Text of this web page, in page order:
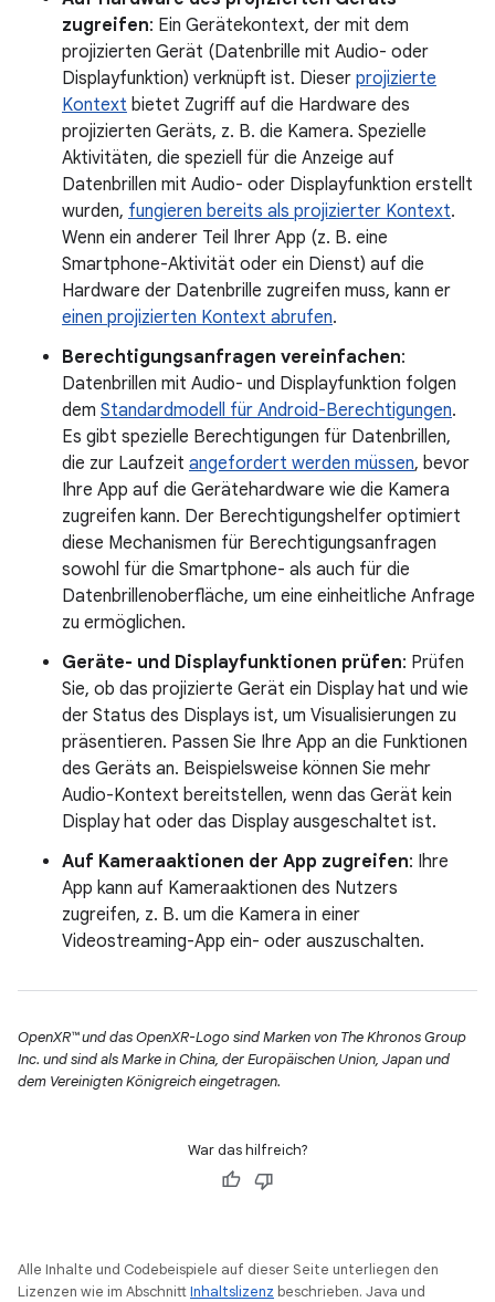
zugreifen: Ein Gerätekontext, der mit dem
projizierten Gerät (Datenbrille mit Audio- oder
Displayfunktion) verknüpft ist. Dieser projizierte
Kontext bietet Zugriff auf die Hardware des
projizierten Geräts, z. B. die Kamera. Spezielle
Aktivitäten, die speziell für die Anzeige auf
Datenbrillen mit Audio- oder Displayfunktion erstellt
wurden, fungieren bereits als projizierter Kontext.
Wenn ein anderer Teil Ihrer App (z. B. eine
Smartphone-Aktivität oder ein Dienst) auf die
Hardware der Datenbrille zugreifen muss, kann er
einen projizierten Kontext abrufen.
Berechtigungsanfragen vereinfachen:
Datenbrillen mit Audio- und Displayfunktion folgen
dem Standardmodell für Android-Berechtigungen.
Es gibt spezielle Berechtigungen für Datenbrillen,
die zur Laufzeit angefordert werden müssen, bevor
Ihre App auf die Gerätehardware wie die Kamera
zugreifen kann. Der Berechtigungshelfer optimiert
diese Mechanismen für Berechtigungsanfragen
sowohl für die Smartphone- als auch für die
Datenbrillenoberfläche, um eine einheitliche Anfrage
zu ermöglichen.
Geräte- und Displayfunktionen prüfen: Prüfen
Sie, ob das projizierte Gerät ein Display hat und wie
der Status des Displays ist, um Visualisierungen zu
präsentieren. Passen Sie Ihre App an die Funktionen
des Geräts an. Beispielsweise können Sie mehr
Audio-Kontext bereitstellen, wenn das Gerät kein
Display hat oder das Display ausgeschaltet ist.
Auf Kameraaktionen der App zugreifen: Ihre
App kann auf Kameraaktionen des Nutzers
zugreifen, z. B. um die Kamera in einer
Videostreaming-App ein- oder auszuschalten.
OpenXR™ und das OpenXR-Logo sind Marken von The Khronos Group
Inc. und sind als Marke in China, der Europäischen Union, Japan und
dem Vereinigten Königreich eingetragen.
War das hilfreich?
Alle Inhalte und Codebeispiele auf dieser Seite unterliegen den
Lizenzen wie im AbschnittInhaltslizenz beschrieben. Java und